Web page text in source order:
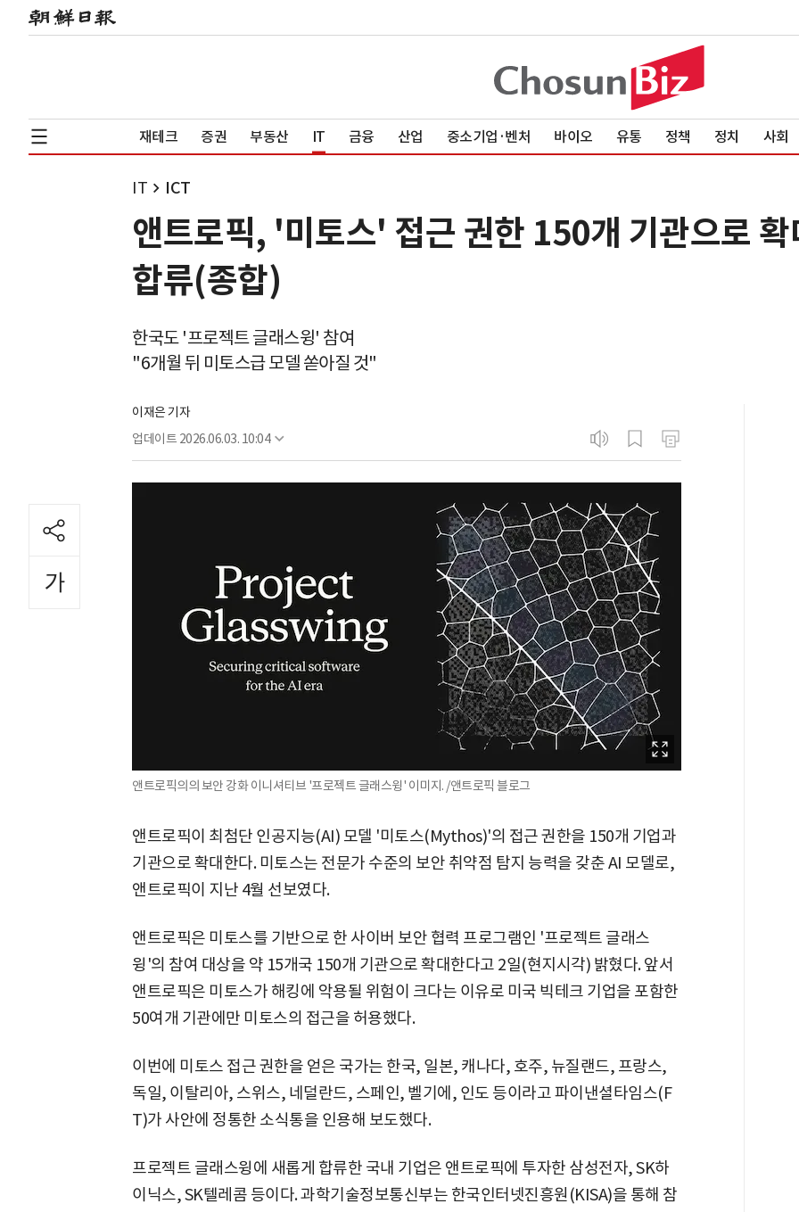
재테크 증권 부동산 IT 금융 산업 중소기업·벤처 바이오 유통 정책 정치 사회
IT ICT
앤트로픽, '미토스' 접근 권한 150개 기관으로
합류(종합)
한국도 '프로젝트 글래스윙' 참여
"6개월 뒤 미토스급 모델 쏟아질 것"
이재은 기자
업데이트 2026.06.03. 10:04
앤트로픽의의 보안 강화 이니셔티브 '프로젝트 글래스윙' 이미지. /앤트로픽 블로그
앤트로픽이 최첨단 인공지능(AI) 모델 '미토스(Mythos)'의 접근 권한을 150개 기업과
기관으로 확대한다. 미토스는 전문가 수준의 보안 취약점 탐지 능력을 갖춘 AI 모델로,
앤트로픽이 지난 4월 선보였다.
앤트로픽은 미토스를 기반으로 한 사이버 보안 협력 프로그램인 '프로젝트 글래스
윙'의 참여 대상을 약 15개국 150개 기관으로 확대한다고 2일(현지시각) 밝혔다. 앞서
앤트로픽은 미토스가 해킹에 악용될 위험이 크다는 이유로 미국 빅테크 기업을 포함한
50여개 기관에만 미토스의 접근을 허용했다.
이번에 미토스 접근 권한을 얻은 국가는 한국, 일본, 캐나다, 호주, 뉴질랜드, 프랑스,
독일, 이탈리아, 스위스, 네덜란드, 스페인, 벨기에, 인도 등이라고 파이낸셜타임스(F
T)가 사안에 정통한 소식통을 인용해 보도했다.
프로젝트 글래스윙에 새롭게 합류한 국내 기업은 앤트로픽에 투자한 삼성전자, SK하
이닉스, SK텔레콤 등이다. 과학기술정보통신부는 한국인터넷진흥원(KISA)을 통해 참